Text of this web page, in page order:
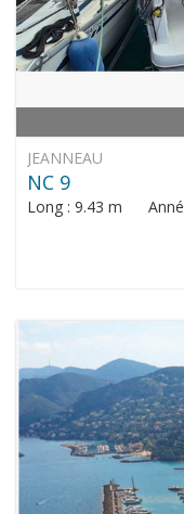
JEANNEAU
NC 9
Long : 9.43 m